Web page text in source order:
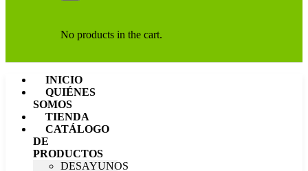
No products in the cart.
INICIO
QUIÉNES
SOMOS
TIENDA
CATÁLOGO
DE
PRODUCTOS
DESAYUNOS